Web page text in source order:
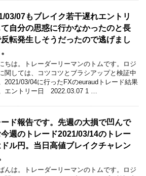
03/07もブレイク若干遅れエントリ
自分の思惑に行かなかったのと長
転発生しそうだったので逃げまし
ちは。トレーダーリーマンのトムです。ロジ
関しては、コツコツとブラシアップと検証中
2021/03/04に行ったFXのeuraudトレード結果
エントリー日 2022.03.07 1 …
ード報告です。先週の大損で凹んで
週のトレード2021/03/14のトレー
ドル円。当日高値ブレイクチャレン
んは。トレーダーリーマンのトムです。ロジ